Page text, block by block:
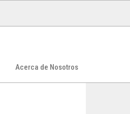
Acerca de Nosotros